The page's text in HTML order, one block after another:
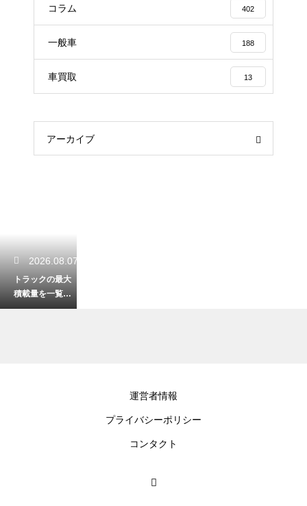
コラム 402
一般車 188
車買取 13
アーカイブ
2026.08.07
トラックの最大
積載量を一覧で
解説！車両サイ
運営者情報
プライバシーポリシー
コンタクト